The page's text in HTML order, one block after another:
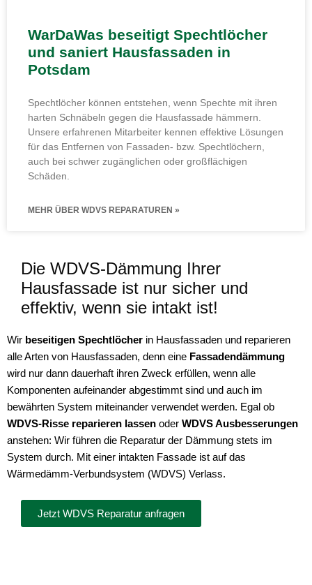
WarDaWas beseitigt Spechtlöcher
und saniert Hausfassaden in
Potsdam
Spechtlöcher können entstehen, wenn Spechte mit ihren
harten Schnäbeln gegen die Hausfassade hämmern.
Unsere erfahrenen Mitarbeiter kennen effektive Lösungen
für das Entfernen von Fassaden- bzw. Spechtlöchern,
auch bei schwer zugänglichen oder großflächigen
Schäden.
MEHR ÜBER WDVS REPARATUREN »
Die WDVS-Dämmung Ihrer
Hausfassade ist nur sicher und
effektiv, wenn sie intakt ist!
Wir beseitigen Spechtlöcher in Hausfassaden und reparieren
alle Arten von Hausfassaden, denn eine Fassadendämmung
wird nur dann dauerhaft ihren Zweck erfüllen, wenn alle
Komponenten aufeinander abgestimmt sind und auch im
bewährten System miteinander verwendet werden. Egal ob
WDVS-Risse reparieren lassen oder WDVS Ausbesserungen
anstehen: Wir führen die Reparatur der Dämmung stets im
System durch. Mit einer intakten Fassade ist auf das
Wärmedämm-Verbundsystem (WDVS) Verlass.
Jetzt WDVS Reparatur anfragen